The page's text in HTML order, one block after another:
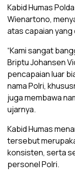
Kabid Humas
Wienartono,
atas capaian yang
“Kami sangat
Briptu Johansen
pencapaian luar
nama Polri,
juga membawa
ujarnya.
Kabid Humas
tersebut
konsisten, serta
personel Polri.